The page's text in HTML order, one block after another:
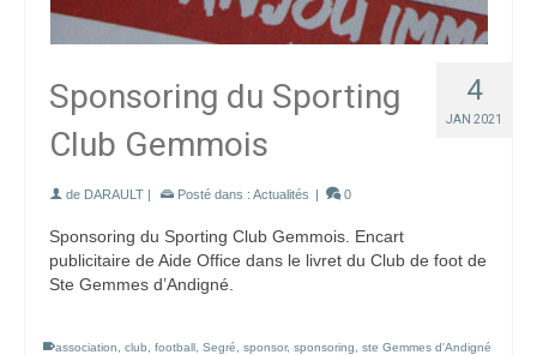
4
JAN 2021
Sponsoring du Sporting
Club Gemmois
de DARAULT | Posté dans : Actualités | 0
Sponsoring du Sporting Club Gemmois. Encart
publicitaire de Aide Office dans le livret du Club de foot de
Ste Gemmes d’Andigné.
association club football Segré sponsor, sponsoring ste Gemmes d'Andigné